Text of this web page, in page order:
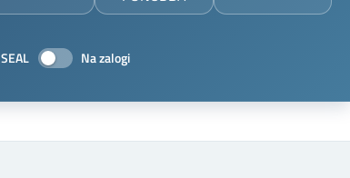
SEAL Na zalogi